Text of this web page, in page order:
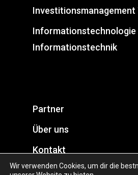
Investitionsmanagement
Informationstechnologie
Informationstechnik
Partner
Über uns
Kontakt
Datenschutz
Wir verwenden Cookies, um dir die